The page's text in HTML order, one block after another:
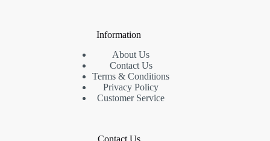
Information
About Us
Contact Us
Terms & Conditions
Privacy Policy
Customer Service